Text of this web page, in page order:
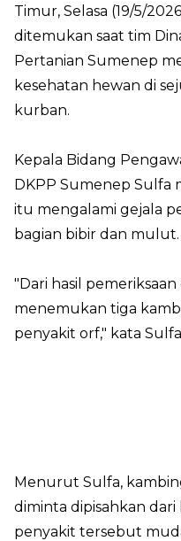
Timur, Selasa (19/5/
ditemukan saat tim
Pertanian Sumenep
kesehatan hewan di
kurban.
Kepala Bidang
DKPP Sumenep Sulfa
itu mengalami gejala
bagian bibir dan mulut.
"Dari hasil
menemukan tiga
penyakit orf," kata
Menurut Sulfa,
diminta dipisahkan
penyakit tersebut